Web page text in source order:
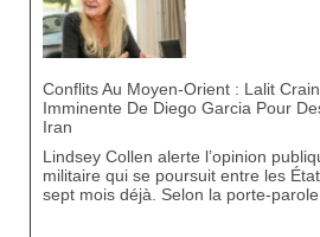
Conflits Au Moyen-Orient : Lalit
Imminente De Diego Garcia Pour
Iran
Lindsey Collen alerte l’opinion
militaire qui se poursuit entre les
sept mois déjà. Selon la porte-